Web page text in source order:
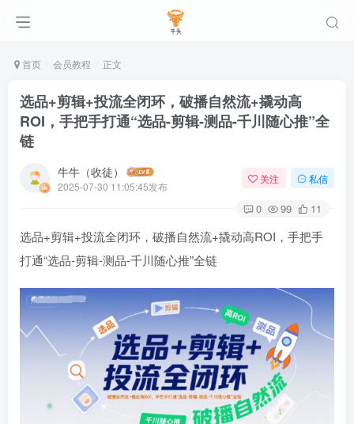
首页 会员教程 正文
选品+剪辑+投流全闭环，破播自然流+撬动高
ROI，手把手打通“选品-剪辑-测品-千川随心推”全
链
牛牛（收徒）
2025-07-30 11:05:45发布
关注 私信
0 99 11
选品+剪辑+投流全闭环，破播自然流+撬动高ROI，手把手
打通“选品-剪辑-测品-千川随心推”全链